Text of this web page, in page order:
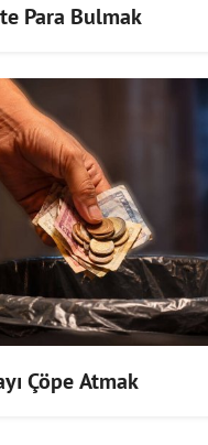
Para Bulmak
Çöpe Atmak